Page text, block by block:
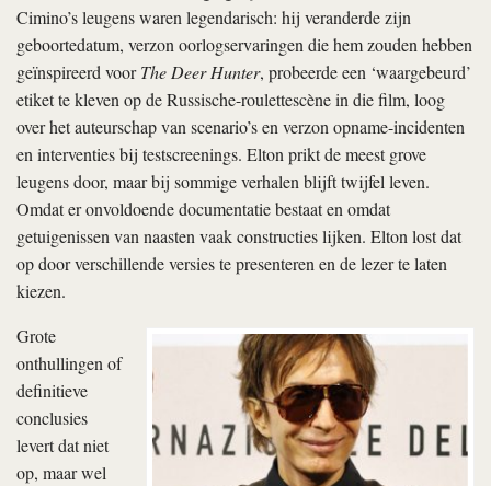
Cimino’s leugens waren legendarisch: hij veranderde zijn
geboortedatum, verzon oorlogservaringen die hem zouden hebben
geïnspireerd voorThe Deer Hunter, probeerde een ‘waargebeurd’
etiket te kleven op de Russische-roulettescène in die film, loog
over het auteurschap van scenario’s en verzon opname-incidenten
en interventies bij testscreenings. Elton prikt de meest grove
leugens door, maar bij sommige verhalen blijft twijfel leven.
Omdat er onvoldoende documentatie bestaat en omdat
getuigenissen van naasten vaak constructies lijken. Elton lost dat
op door verschillende versies te presenteren en de lezer te laten
kiezen.
Grote
onthullingen of
definitieve
conclusies
levert dat niet
op, maar wel